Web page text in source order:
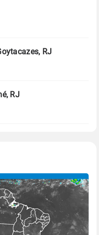
(CPTEC).
sobre os dados
RJ
RJ